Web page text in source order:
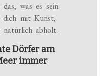
das, was es sein
dich mit Kunst,
natürlich abholt.
Dörfer am
immer